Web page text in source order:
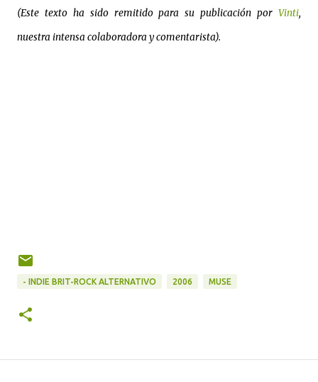
(Este texto ha sido remitido para su publicación por Vinti,
nuestra intensa colaboradora y comentarista).
- INDIE BRIT-ROCK ALTERNATIVO 2006 MUSE